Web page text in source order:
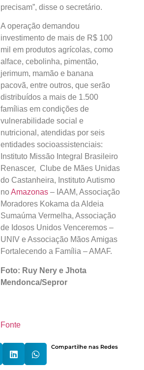
precisam”, disse o secretário.
A operação demandou
investimento de mais de R$ 100
mil em produtos agrícolas, como
alface, cebolinha, pimentão,
jerimum, mamão e banana
pacovã, entre outros, que serão
distribuídos a mais de 1.500
famílias em condições de
vulnerabilidade social e
nutricional, atendidas por seis
entidades socioassistenciais:
Instituto Missão Integral Brasileiro
Renascer, Clube de Mães Unidas
do Castanheira, Instituto Autismo
noAmazonas – IAAM, Associação
Moradores Kokama da Aldeia
Sumaúma Vermelha, Associação
de Idosos Unidos Venceremos –
UNIV e Associação Mãos Amigas
Fortalecendo a Família – AMAF.
Foto: Ruy Nery e Jhota
Mendonca/Sepror
Fonte
Compartilhe nas Redes